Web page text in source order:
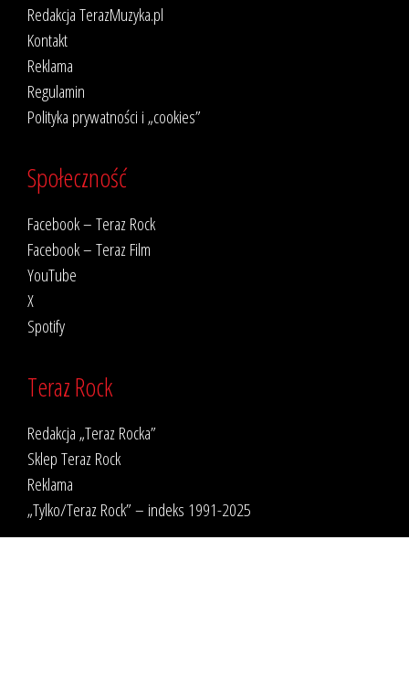
Redakcja TerazMuzyka.pl
Kontakt
Reklama
Regulamin
Polityka prywatności i „cookies”
Społeczność
Facebook – Teraz Rock
Facebook – Teraz Film
YouTube
X
Spotify
Teraz Rock
Redakcja „Teraz Rocka”
Sklep Teraz Rock
Reklama
„Tylko/Teraz Rock” – indeks 1991-2025